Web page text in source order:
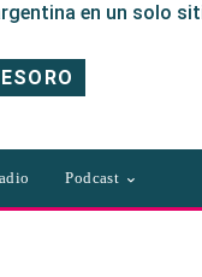
en un solo
Podcast